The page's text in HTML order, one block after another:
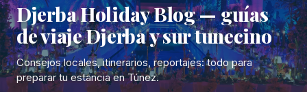
Djerba Holiday Blog — guías
de viaje Djerba y sur tunecino
Consejos locales, itinerarios, reportajes: todo para
preparar tu estancia en Túnez.